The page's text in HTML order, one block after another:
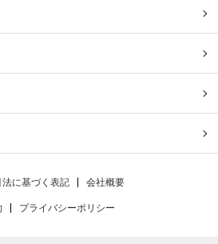
に基づく表記 会社概要
プライバシーポリシー